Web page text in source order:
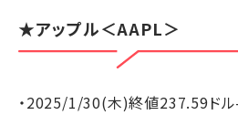
★アップル＜AAPL＞
・2025/1/30(木)終値237.59ド